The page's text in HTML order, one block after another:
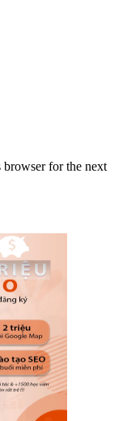
browser for the next